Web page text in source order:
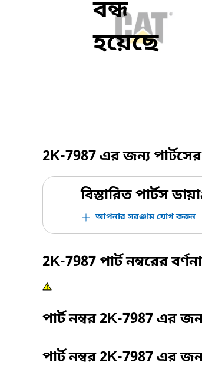
বন্ধ
হয়েছে
2K-7987এর জন্য পার্টসের
বিস্তারিত পার্টস
আপনার সরঞ্জাম যোগ করুন
2K-7987পার্ট নম্বরের বর্ণনা
পার্ট নম্বর2K-7987এর
পার্ট নম্বর2K-7987এর